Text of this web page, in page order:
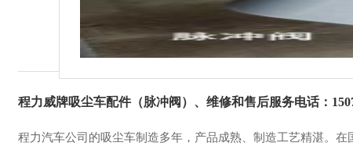
程力威牌吸尘车配件（脉冲阀）、维修和售后服务电话：
程力汽车公司的吸尘车制造多年，产品成熟、制造工艺精湛。